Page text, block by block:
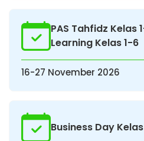
PAS Tahfidz Kelas
Learning Kelas 1-6
16-27 November 2026
Business Day Kelas